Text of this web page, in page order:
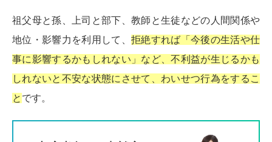
祖父母と孫、上司と部下、教師と生徒などの人間関係や
地位・影響力を利用して、 拒絶すれば「今後の生活や仕
事に影響するかもしれない」など、不利益が生じるかも
しれないと不安な状態にさせて、わいせつ行為をするこ
と です。